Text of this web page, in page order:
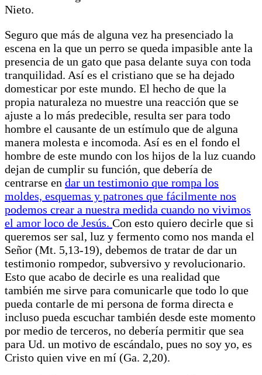
Nieto.
Seguro que más de alguna vez ha presenciado la
escena en la que un perro se queda impasible ante la
presencia de un gato que pasa delante suya con toda
tranquilidad. Así es el cristiano que se ha dejado
domesticar por este mundo. El hecho de que la
propia naturaleza no muestre una reacción que se
ajuste a lo más predecible, resulta ser para todo
hombre el causante de un estímulo que de alguna
manera molesta e incomoda. Así es en el fondo el
hombre de este mundo con los hijos de la luz cuando
dejan de cumplir su función, que debería de
centrarse en dar un testimonio que rompa los
moldes, esquemas y patrones que fácilmente nos
podemos crear a nuestra medida cuando no vivimos
el amor loco de Jesús. Con esto quiero decirle que si
queremos ser sal, luz y fermento como nos manda el
Señor (Mt. 5,13-19), debemos de tratar de dar un
testimonio rompedor, subversivo y revolucionario.
Esto que acabo de decirle es una realidad que
también me sirve para comunicarle que todo lo que
pueda contarle de mi persona de forma directa e
incluso pueda escuchar también desde este momento
por medio de terceros, no debería permitir que sea
para Ud. un motivo de escándalo, pues no soy yo, es
Cristo quien vive en mí (Ga. 2,20).